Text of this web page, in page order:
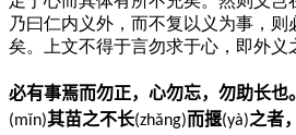
乃曰仁内义外，而不复以义为事，
矣。上文不得于言勿求于心，即外义
必有事焉而勿正，心勿忘，勿助长也
(mǐn)其苗之不长(zhǎng)而揠(yà)之者